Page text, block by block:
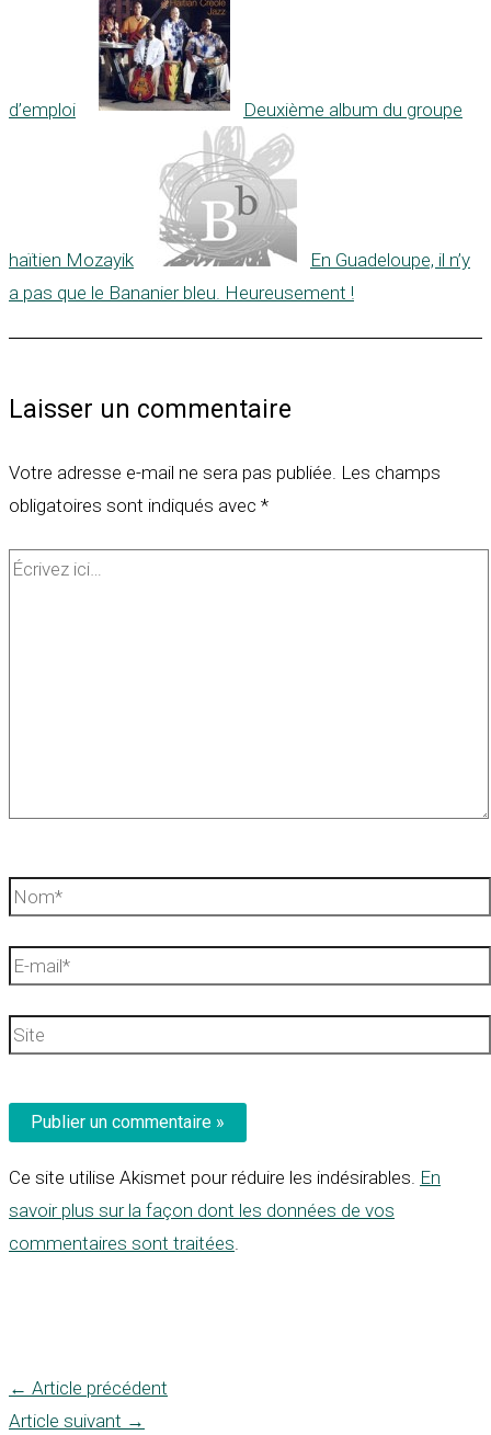
d’emploi Deuxième album du groupe
haïtien Mozayik
En Guadeloupe, il n’y
a pas que le Bananier bleu. Heureusement !
Laisser un commentaire
Votre adresse e-mail ne sera pas publiée. Les champs
obligatoires sont indiqués avec *
Écrivez
Nom*
E-
Site
Ce site utilise Akismet pour réduire les indésirables. En
savoir plus sur la façon dont les données de vos
commentaires sont traitées
← Article précédent
Article suivant →